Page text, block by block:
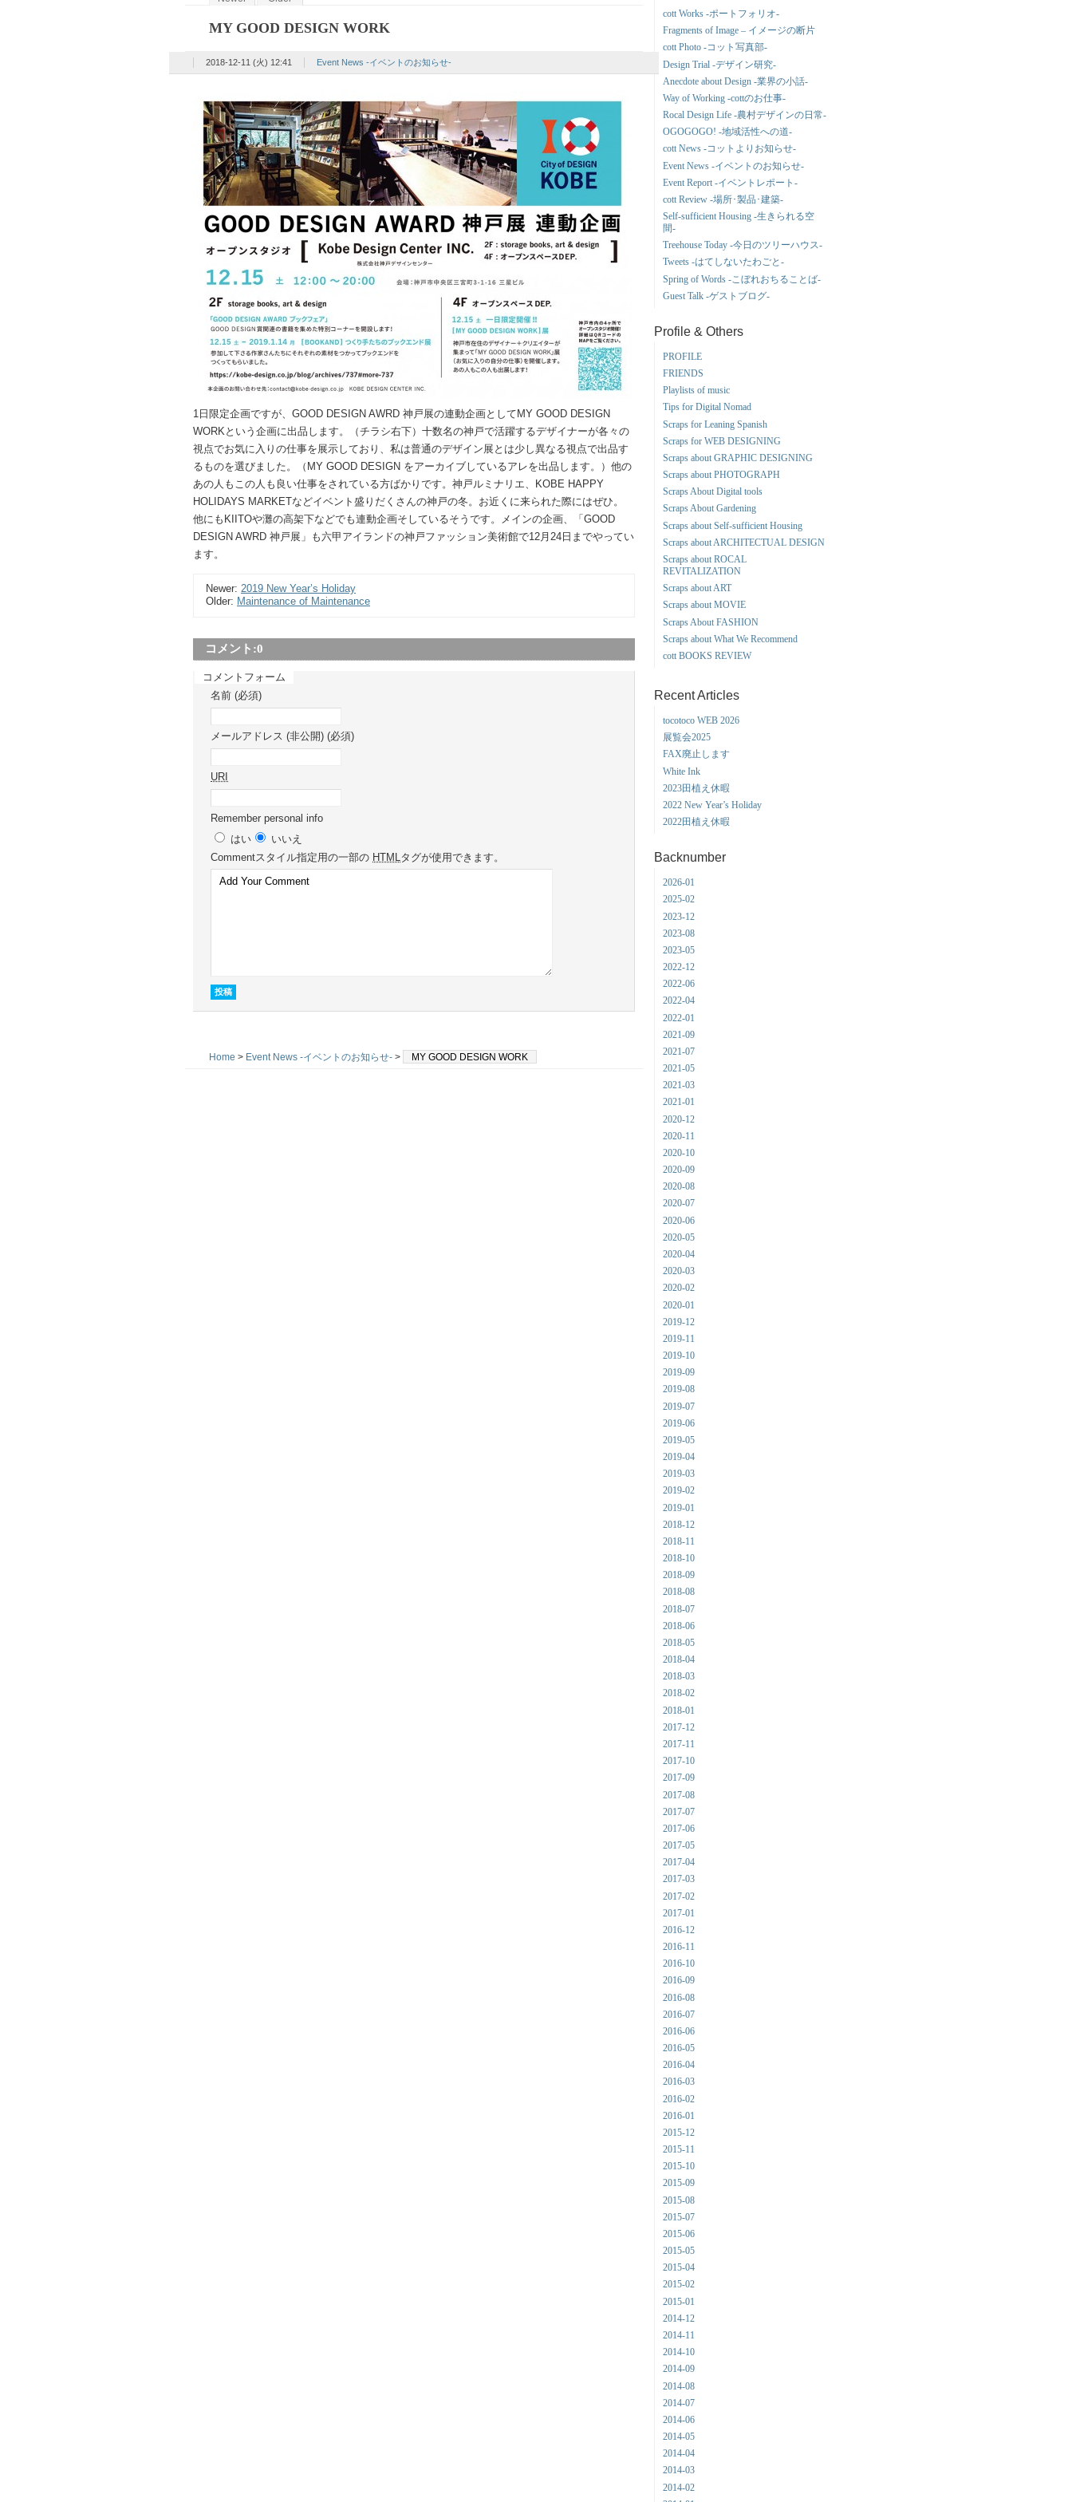
MY GOOD DESIGN WORK
2018-12-11 (火) 12:41 Event News -イベントのお知らせ-
1日限定企画ですが、GOOD DESIGN AWRD 神戸展の連動企画としてMY GOOD DESIGN
WORKという企画に出品します。（チラシ右下）十数名の神戸で活躍するデザイナーが各々の
視点でお気に入りの仕事を展示しており、私は普通のデザイン展とは少し異なる視点で出品す
るものを選びました。（MY GOOD DESIGN をアーカイブしているアレを出品します。）他の
あの人もこの人も良い仕事をされている方ばかりです。神戸ルミナリエ、KOBE HAPPY
HOLIDAYS MARKETなどイベント盛りだくさんの神戸の冬。お近くに来られた際にはぜひ。
他にもKIITOや灘の高架下などでも連動企画そしているそうです。メインの企画、「GOOD
DESIGN AWRD 神戸展」も六甲アイランドの神戸ファッション美術館で12月24日までやってい
ます。
Newer: 2019 New Year’s Holiday
Older: Maintenance of Maintenance
コメント:0
コメントフォーム
名前 (必須)
メールアドレス (非公開) (必須)
URI
Remember personal info
はい
いいえ
Commentスタイル指定用の一部の HTML タグが使用できます。
Home > Event News -イベントのお知らせ- > MY GOOD DESIGN WORK
cott Works -ポートフォリオ-
Fragments of Image – イメージの断片
cott Photo -コット写真部-
Design Trial -デザイン研究-
Anecdote about Design -業界の小話-
Way of Working -cottのお仕事-
Rocal Design Life -農村デザインの日常-
OGOGOGO! -地域活性への道-
cott News -コットよりお知らせ-
Event News -イベントのお知らせ-
Event Report -イベントレポート-
cott Review -場所･製品･建築-
Self-sufficient Housing -生きられる空
間-
Treehouse Today -今日のツリーハウス-
Tweets -はてしないたわごと-
Spring of Words -こぼれおちることば-
Guest Talk -ゲストブログ-
Profile & Others
PROFILE
FRIENDS
Playlists of music
Tips for Digital Nomad
Scraps for Leaning Spanish
Scraps for WEB DESIGNING
Scraps about GRAPHIC DESIGNING
Scraps about PHOTOGRAPH
Scraps About Digital tools
Scraps About Gardening
Scraps about Self-sufficient Housing
Scraps about ARCHITECTUAL DESIGN
Scraps about ROCAL
REVITALIZATION
Scraps about ART
Scraps about MOVIE
Scraps About FASHION
Scraps about What We Recommend
cott BOOKS REVIEW
Recent Articles
tocotoco WEB 2026
展覧会2025
FAX廃止します
White Ink
2023田植え休暇
2022 New Year’s Holiday
2022田植え休暇
Backnumber
2026-01
2025-02
2023-12
2023-08
2023-05
2022-12
2022-06
2022-04
2022-01
2021-09
2021-07
2021-05
2021-03
2021-01
2020-12
2020-11
2020-10
2020-09
2020-08
2020-07
2020-06
2020-05
2020-04
2020-03
2020-02
2020-01
2019-12
2019-11
2019-10
2019-09
2019-08
2019-07
2019-06
2019-05
2019-04
2019-03
2019-02
2019-01
2018-12
2018-11
2018-10
2018-09
2018-08
2018-07
2018-06
2018-05
2018-04
2018-03
2018-02
2018-01
2017-12
2017-11
2017-10
2017-09
2017-08
2017-07
2017-06
2017-05
2017-04
2017-03
2017-02
2017-01
2016-12
2016-11
2016-10
2016-09
2016-08
2016-07
2016-06
2016-05
2016-04
2016-03
2016-02
2016-01
2015-12
2015-11
2015-10
2015-09
2015-08
2015-07
2015-06
2015-05
2015-04
2015-02
2015-01
2014-12
2014-11
2014-10
2014-09
2014-08
2014-07
2014-06
2014-05
2014-04
2014-03
2014-02